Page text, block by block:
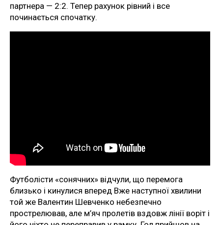
партнера — 2:2. Тепер рахунок рівний і все
починається спочатку.
Футболісти «сонячних» відчули, що перемога
близько і кинулися вперед Вже наступної хвилини
той же Валентин Шевченко небезпечно
прострелював, але м’яч пролетів вздовж лінії воріт і